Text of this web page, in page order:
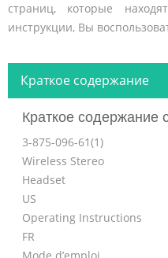
страниц, которые
инструкции, Вы
Краткое содержание
Краткое содержание
3-875-096-61(1)
Wireless Stereo
Headset
US
Operating Instructions
FR